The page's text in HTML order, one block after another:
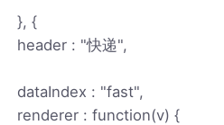
}, {
header : "快递",
dataIndex : "fast",
renderer : function(v) {